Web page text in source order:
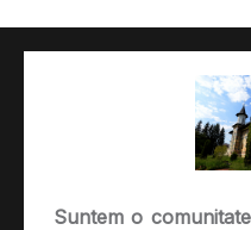
Suntem o